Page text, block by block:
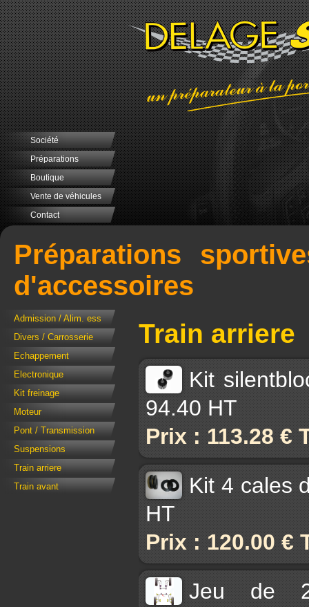
Société
Préparations
Boutique
Vente de véhicules
Contact
Préparations
d'accessoires
Admission / Alim. ess
Divers / Carrosserie
Echappement
Electronique
Kit freinage
Moteur
Pont / Transmission
Suspensions
Train arriere
Train avant
Train arriere
Kit
94.40 HT
Prix : 113.28 €
Kit 4 cales
HT
Prix : 120.00 €
Jeu de 2